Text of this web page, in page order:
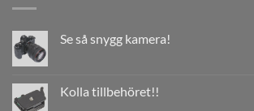
Se så snygg kamera!
Kolla tillbehöret!!